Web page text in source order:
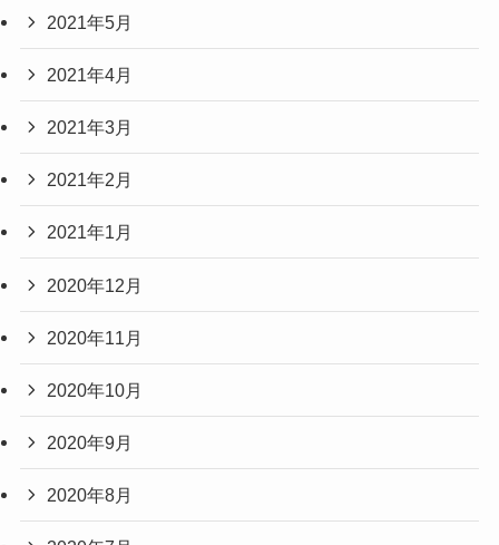
2021年5月
2021年4月
2021年3月
2021年2月
2021年1月
2020年12月
2020年11月
2020年10月
2020年9月
2020年8月